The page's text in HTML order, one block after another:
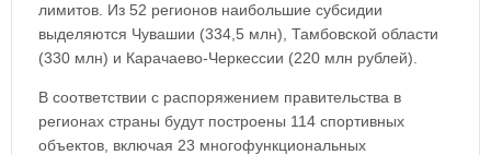
лимитов. Из 52 регионов наибольшие субсидии
выделяются Чувашии (334,5 млн), Тамбовской области
(330 млн) и Карачаево-Черкессии (220 млн рублей).
В соответствии с распоряжением правительства в
регионах страны будут построены 114 спортивных
объектов, включая 23 многофункциональных